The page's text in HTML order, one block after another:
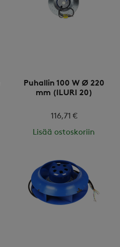
Puhallin 100 W Ø 220
mm (ILURI 20)
116,71 €
Lisää ostoskoriin